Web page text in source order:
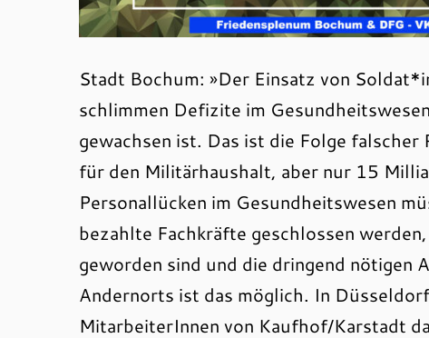
Stadt Bochum: »Der Einsatz von
schlimmen Defizite im
gewachsen ist. Das ist die Folge
für den Militärhaushalt, aber nur 15
Personallücken im Gesundheitswesen
bezahlte Fachkräfte geschlossen
geworden sind und die dringend nötigen
Andernorts ist das möglich. In
MitarbeiterInnen von Kaufhof/Karstadt